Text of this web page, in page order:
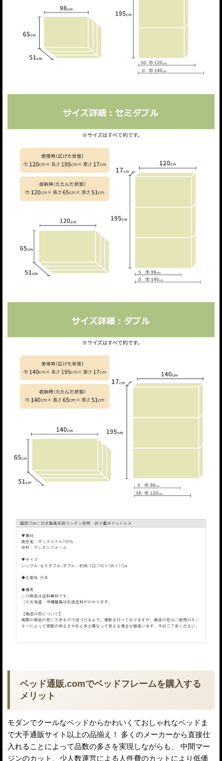
ベッド通販.comでベッドフレームを購入する
メリット
モダンでクールなベッドからかわいくておしゃれなベッドま
で大手通販サイト以上の品揃え！ 多くのメーカーから直接仕
入れることによって品数の多さを実現しながらも、 中間マー
ジンのカット、少人数運営による人件費のカットにより低価